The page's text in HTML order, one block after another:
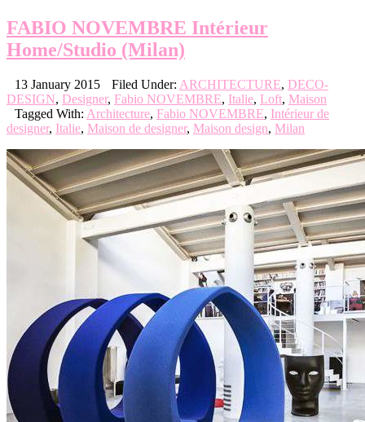
FABIO NOVEMBRE Intérieur
Home/Studio (Milan)
13 January 2015 Filed Under: ARCHITECTURE, DECO-
DESIGN, Designer, Fabio NOVEMBRE, Italie, Loft, Maison
Tagged With: Architecture, Fabio NOVEMBRE, Intérieur de
designer, Italie, Maison de designer, Maison design, Milan